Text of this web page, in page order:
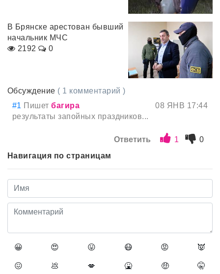
В Брянске арестован бывший
начальник МЧС
2192
0
Обсуждение ( 1 комментарий )
#1 Пишетбагира
08 ЯНВ 17:44
результаты запойных праздников...
Ответить 1
0
Навигация по страницам
😀 😍 😛 😷 😡 👿
😖 💩 💋 🤮 🤑 🤫